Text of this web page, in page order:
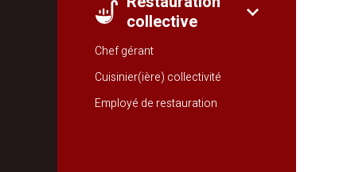
collective
Chef gérant
Cuisinier(ière) collectivité
Employé de restauration